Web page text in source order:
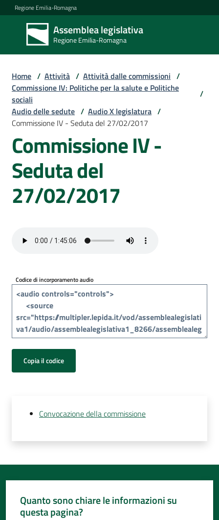
Vai al contenuto
Vai alla navigazione
Vai al footer
Regione Emilia-Romagna
Assemblea legislativa
Regione Emilia-Romagna
Assemblea
legislativa
Regione Emilia-
Assemblea
Attività
media
i
cittadini
Home / Attività / Attività dalle commissioni /
Commissione IV: Politiche per la salute e Politiche
sociali
/
Audio delle sedute / Audio X legislatura /
Commissione IV - Seduta del 27/02/2017
Commissione IV -
Seduta del
27/02/2017
Codice di incorporamento audio
Copia il codice
Convocazione della commissione
Quanto sono chiare le informazioni su
questa pagina?